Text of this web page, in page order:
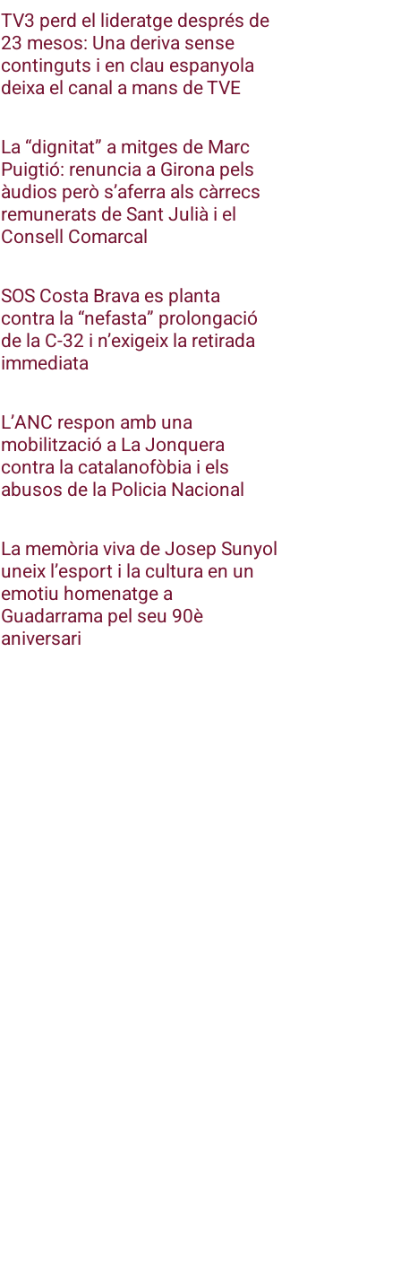
TV3 perd el lideratge després de
23 mesos: Una deriva sense
continguts i en clau espanyola
deixa el canal a mans de TVE
La “dignitat” a mitges de Marc
Puigtió: renuncia a Girona pels
àudios però s’aferra als càrrecs
remunerats de Sant Julià i el
Consell Comarcal
SOS Costa Brava es planta
contra la “nefasta” prolongació
de la C-32 i n’exigeix la retirada
immediata
L’ANC respon amb una
mobilització a La Jonquera
contra la catalanofòbia i els
abusos de la Policia Nacional
La memòria viva de Josep Sunyol
uneix l’esport i la cultura en un
emotiu homenatge a
Guadarrama pel seu 90è
aniversari